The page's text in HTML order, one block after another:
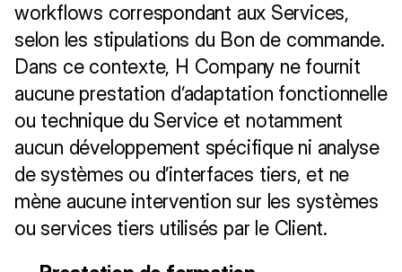
workflows correspondant aux Services,
selon les stipulations du Bon de commande.
Dans ce contexte, H Company ne fournit
aucune prestation d’adaptation fonctionnelle
ou technique du Service et notamment
aucun développement spécifique ni analyse
de systèmes ou d’interfaces tiers, et ne
mène aucune intervention sur les systèmes
ou services tiers utilisés par le Client.